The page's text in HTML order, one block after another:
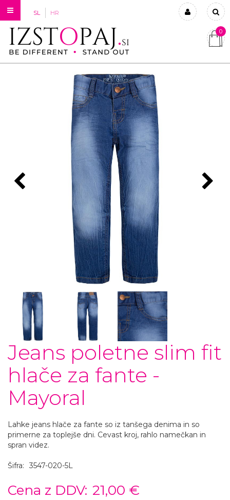
SL HR
Prijavi se
Ste pozabili geslo?
0
Jeans poletne slim fit
hlače za fante -
Mayoral
Lahke jeans hlače za fante so iz tanšega denima in so
primerne za toplejše dni. Cevast kroj, rahlo namečkan in
spran videz.
Šifra: 3547-020-5L
Cena z DDV: 21,00 €